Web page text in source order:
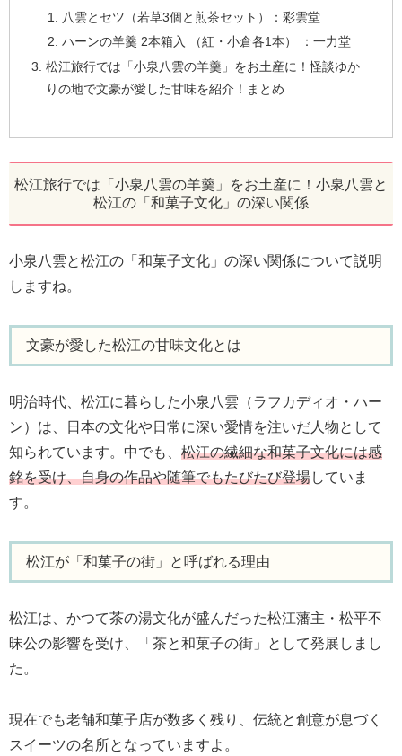
八雲とセツ（若草3個と煎茶セット）：彩雲堂
ハーンの羊羹 2本箱入 （紅・小倉各1本） ：一力堂
松江旅行では「小泉八雲の羊羹」をお土産に！怪談ゆか
りの地で文豪が愛した甘味を紹介！まとめ
松江旅行では「小泉八雲の羊羹」をお土産に！小泉八雲と
松江の「和菓子文化」の深い関係
小泉八雲と松江の「和菓子文化」の深い関係について説明
しますね。
文豪が愛した松江の甘味文化とは
明治時代、松江に暮らした小泉八雲（ラフカディオ・ハー
ン）は、日本の文化や日常に深い愛情を注いだ人物として
知られています。中でも、 松江の繊細な和菓子文化には感
銘を受け、自身の作品や随筆でもたびたび登場していま
す。
松江が「和菓子の街」と呼ばれる理由
松江は、かつて茶の湯文化が盛んだった松江藩主・松平不
昧公の影響を受け、「茶と和菓子の街」として発展しまし
た。
現在でも老舗和菓子店が数多く残り、伝統と創意が息づく
スイーツの名所となっていますよ。